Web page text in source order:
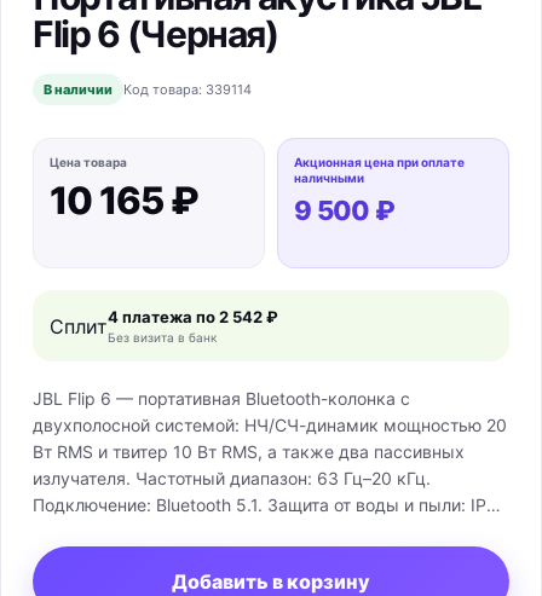
Flip 6 (Черная)
В наличии Код товара: 339114
Цена товара
10 165 ₽
Акционная цена при оплате
наличными
9 500 ₽
Сплит4 платежа по2 542 ₽
Без визита в банк
JBL Flip 6 — портативная Bluetooth-колонка с
двухполосной системой: НЧ/СЧ-динамик мощностью 20
Вт RMS и твитер 10 Вт RMS, а также два пассивных
излучателя. Частотный диапазон: 63 Гц–20 кГц.
Подключение: Bluetooth 5.1. Защита от воды и пыли: IP67.
— около 2,5 часа. Для объединения совместимых
колонок используется JBL PartyBoost. Размеры: 178 ×
Добавить в корзину